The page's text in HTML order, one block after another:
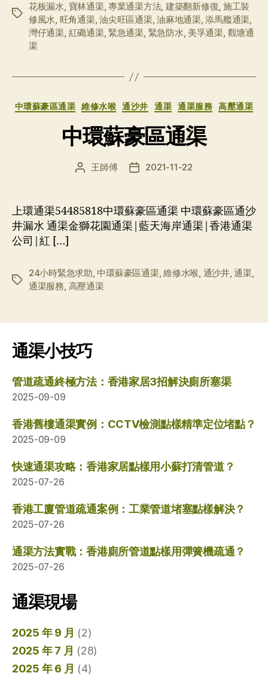
标
花板漏水, 寶林通渠, 專業通渠方法, 建築翻新修復, 施工裝
修風水, 旺角通渠,油尖旺區通渠,油麻地通渠,添馬艦通渠,
灣仔通渠, 紅磡通渠, 緊急通渠, 緊急防水, 美孚通渠, 觀塘通
渠
分
中環蘇豪區通渠 維修水喉 通沙井 通渠 通渠服務 高壓通渠
中環蘇豪區通渠
文
者
王師傅
发
期
2021-11-22
上環通渠54485818中環蘇豪區通渠 中環蘇豪區通沙
井漏水 通渠金獅花園通渠|藍天海岸通渠|香港通渠
公司|紅 […]
标
24小時緊急求助,中環蘇豪區通渠,維修水喉, 通沙井,通渠,
通渠服務, 高壓通渠
通渠小技巧
管道疏通終極方法：香港家居3招解決廁所塞渠
2025-09-09
香港舊樓通渠實例：CCTV檢測點樣精準定位堵點？
2025-09-09
快速通渠攻略：香港家居點樣用小蘇打清管道？
2025-07-26
香港工廈管道疏通案例：工業管道堵塞點樣解決？
2025-07-26
通渠方法實戰：香港廁所管道點樣用彈簧機疏通？
2025-07-26
通渠現場
2025 年 9 月 (2)
2025 年 7 月 (28)
2025 年 6 月 (4)